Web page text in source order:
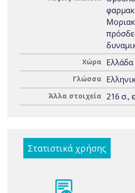
Χώρα Ελλάδα
Γλώσσα
Άλλα στοιχεία 216 σ.,
Στατιστικά χρήσης